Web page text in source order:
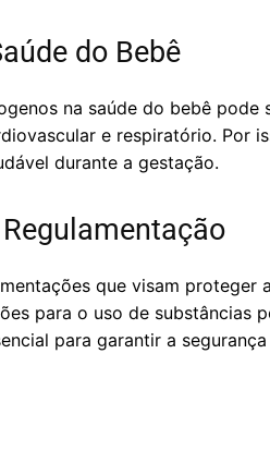
do Bebê
na saúde do bebê
e respiratório. Por
durante a gestação.
que visam
para o uso de substâncias
para garantir a